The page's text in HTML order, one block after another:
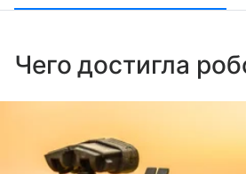
Чего достигла